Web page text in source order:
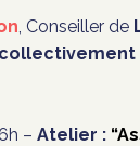
, Conseiller de
– Atelier :